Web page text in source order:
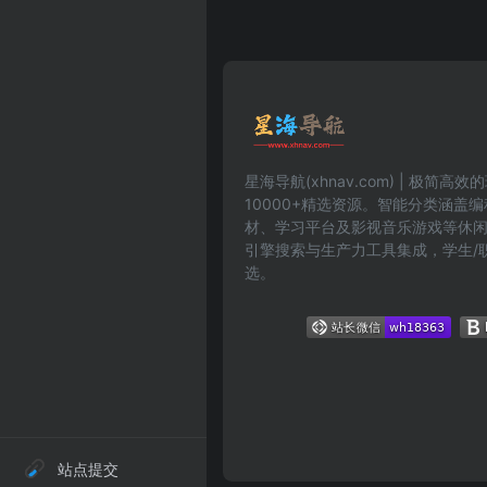
站点提交
星海导航(xhnav.com) | 极简高效
10000+精选资源。智能分类涵盖
材、学习平台及影视音乐游戏等休
引擎搜索与生产力工具集成，学生/
选。